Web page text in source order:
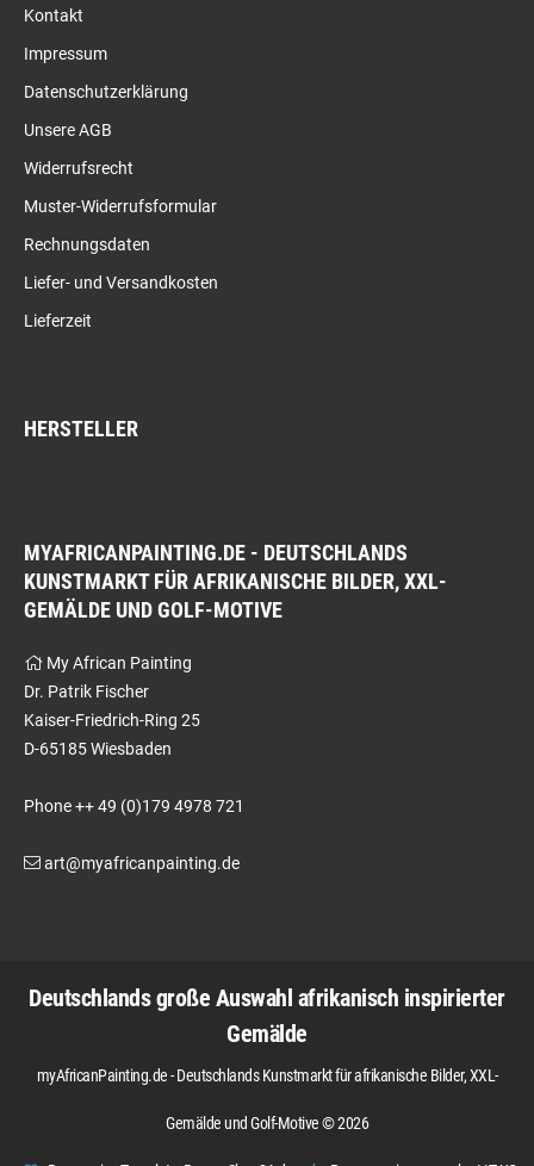
Kontakt
Impressum
Datenschutzerklärung
Unsere AGB
Widerrufsrecht
Muster-Widerrufsformular
Rechnungsdaten
Liefer- und Versandkosten
Lieferzeit
HERSTELLER
MYAFRICANPAINTING.DE - DEUTSCHLANDS
KUNSTMARKT FÜR AFRIKANISCHE BILDER, XXL-
GEMÄLDE UND GOLF-MOTIVE
My African Painting
Dr. Patrik Fischer
Kaiser-Friedrich-Ring 25
D-65185 Wiesbaden
Phone ++ 49 (0)179 4978 721
art@myafricanpainting.de
Deutschlands große Auswahl afrikanisch inspirierter
Gemälde
myAfricanPainting.de - Deutschlands Kunstmarkt für afrikanische Bilder, XXL-
Gemälde und Golf-Motive © 2026